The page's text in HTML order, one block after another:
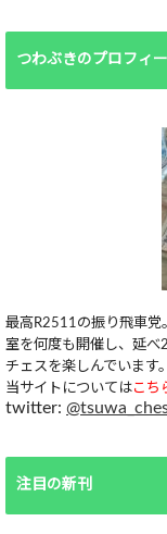
つわぶきのプロフィ
最高R2511の振り飛車党
室を何度も開催し、延べ
チェスを楽しんでいます。
当サイトについてはこち
twitter:
注目の新刊